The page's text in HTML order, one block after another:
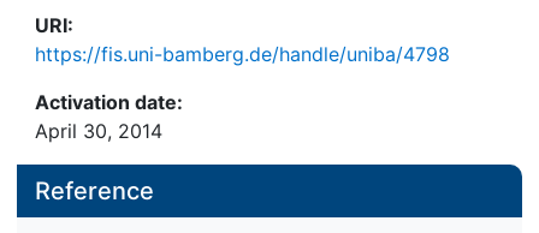
URI:
https://fis.uni-bamberg.de/handle/uniba/4798
Activation date:
April 30, 2014
Reference